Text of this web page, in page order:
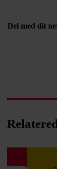
Del med dit